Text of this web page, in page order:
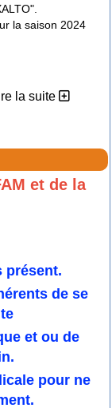
la saison 2024
la suite
et de la
présent.
de se
et ou de
pour ne